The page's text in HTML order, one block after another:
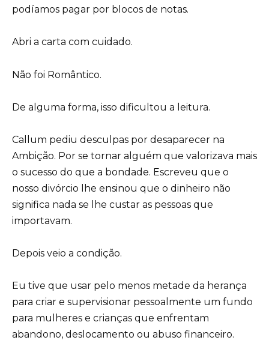
podíamos pagar por blocos de notas.
Abri a carta com cuidado.
Não foi Romântico.
De alguma forma, isso dificultou a leitura.
Callum pediu desculpas por desaparecer na
Ambição. Por se tornar alguém que valorizava mais
o sucesso do que a bondade. Escreveu que o
nosso divórcio lhe ensinou que o dinheiro não
significa nada se lhe custar as pessoas que
importavam.
Depois veio a condição.
Eu tive que usar pelo menos metade da herança
para criar e supervisionar pessoalmente um fundo
para mulheres e crianças que enfrentam
abandono, deslocamento ou abuso financeiro.